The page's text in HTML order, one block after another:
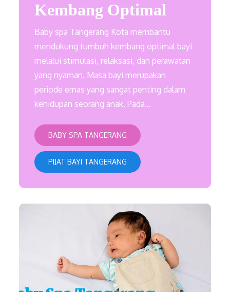
Kembang Optimal
Baby spa Tangerang Kota membantu
mendukung tumbuh kembang optimal bayi
melalui stimulasi, relaksasi, dan perawatan
yang nyaman. Masa bayi merupakan
periode emas yang sangat penting dalam
kehidupan seorang anak. Pada…
BABY SPA TANGERANG
PIJAT BAYI TANGERANG